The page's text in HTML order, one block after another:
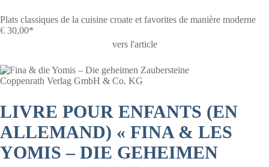
Plats classiques de la cuisine croate et favorites de manière moderne
€ 30,00*
vers l'article
Coppenrath Verlag GmbH & Co. KG
LIVRE POUR ENFANTS (EN
ALLEMAND) « FINA & LES
YOMIS – DIE GEHEIMEN